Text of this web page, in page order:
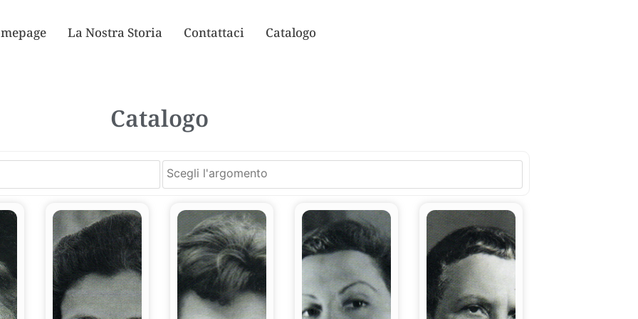
La Nostra Storia Contattaci Catalogo
Catalogo